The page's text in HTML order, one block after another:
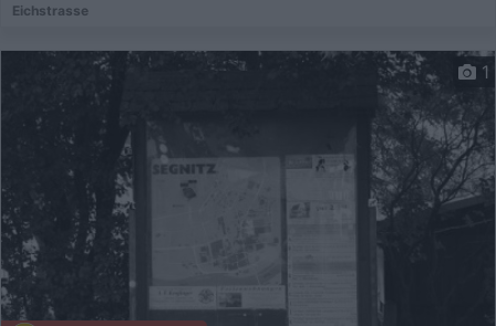
Eichstrasse
1